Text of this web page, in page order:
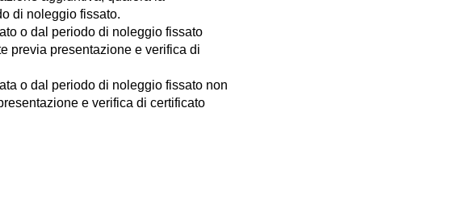
di noleggio fissato.
o dal periodo di noleggio fissato
previa presentazione e verifica di
o dal periodo di noleggio fissato non
e verifica di certificato